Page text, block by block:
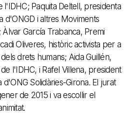
l'IDHC; Paquita Deltell, presidenta
d'ONGD i altres Moviments
Àlvar García Trabanca, Premi
Oliveres, històric activista per a
drets humans; Aida Guillén,
l'IDHC, i Rafel Villena, president
Solidàries-Girona. El jurat
de 2015 i va escollir el